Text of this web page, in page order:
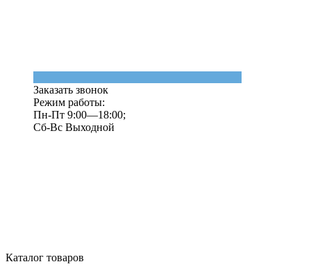
Заказать звонок
Режим работы:
Пн-Пт 9:00—18:00;
Сб-Вс Выходной
Каталог товаров